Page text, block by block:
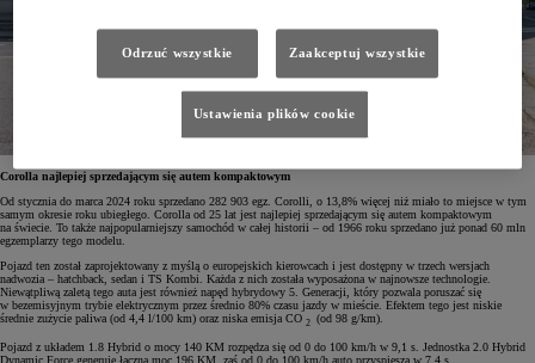
Corolla najlepiej sprzedającym się autem kompaktowym
Od stycznia do marca 2024 roku sprzedano 282 903 egz. Corolli, o 13,8% więcej niż miało to miejsce w tym
samym okresie roku ubiegłego. Corolla od 25 lat jest najlepiej sprzedającym się autem kompaktowym
na świecie. To także najpopularniejszy samochód w całej historii – od 1966 roku sprzedano już ponad 60 mln
egzemplarzy tego modelu.
Pojazd ten został zaprojektowany z myślą o europejskich kierowcach i jest dostępny w trzech wersjach
nadwozia – hatchback, sedan i TS Kombi. Każda z nich została wyposażona w najnowsze technologie.
Niewątpliwą zaletą tego auta jest również napęd hybrydowy 5. Generacji, który pozwala poruszać się
w bezemisyjnym trybie elektrycznym przez średnio 80% czasu jazdy w mieście. Efektem tego jest niskie
średnie zużycie paliwa (od 4,4 l/100 km) oraz niska emisja CO 2 (od 98 g/km).
Pojazd z układem 1.8 Hybrid o mocy 140 KM rozpędza się od 0 do 100 km/h w 9,1 s. Jednostka 2.0 Hybrid
Odrzuć wszystkie Zaakceptuj wszystkie
Ustawienia plików cookie